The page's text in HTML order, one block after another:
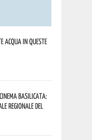
acqua in queste
Basilicata:
regionale del